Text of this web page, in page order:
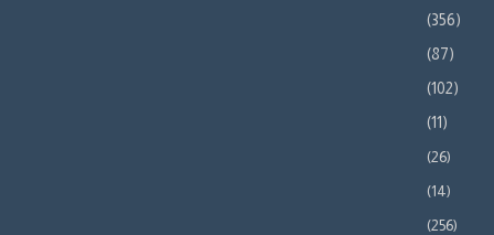
(356)
(87)
(102)
(11)
(26)
(14)
(256)